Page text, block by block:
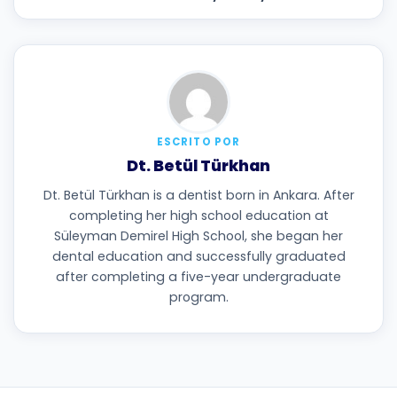
ESCRITO POR
Dt. Betül Türkhan
Dt. Betül Türkhan is a dentist born in Ankara. After
completing her high school education at
Süleyman Demirel High School, she began her
dental education and successfully graduated
after completing a five-year undergraduate
program.